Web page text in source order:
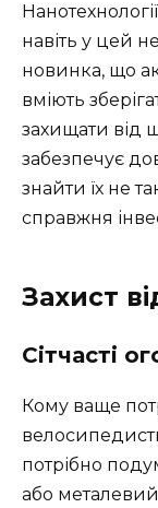
навіть у цей
новинка, що
вміють
захищати від
забезпечує
знайти їх не
справжня
Захист
Сітчасті
Кому ваще
потрібно
або